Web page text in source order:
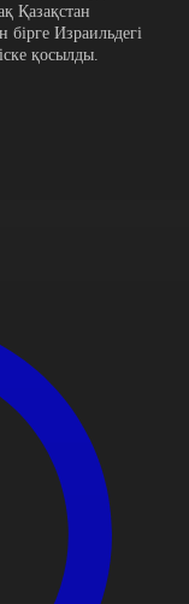
Қазақстан
Израильдегі
қосылды.